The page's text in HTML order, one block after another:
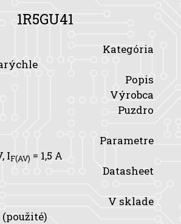
1R5GU41
Kategória
Popis
Výrobca
Puzdro
Parametre
IF(AV) = 1,5 A
Datasheet
V sklade
(použité)